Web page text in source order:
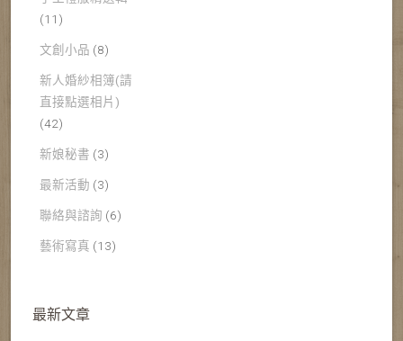
(11)
文創小品 (8)
新人婚紗相簿(請
直接點選相片)
(42)
新娘秘書 (3)
最新活動 (3)
聯絡與諮詢 (6)
藝術寫真 (13)
最新文章